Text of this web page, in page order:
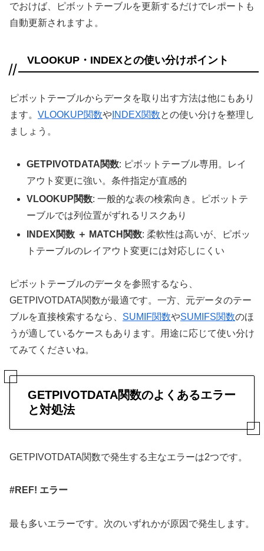
でおけば、ピボットテーブルを更新するだけでレポートも
自動更新されますよ。
VLOOKUP・INDEXとの使い分けポイント
ピボットテーブルからデータを取り出す方法は他にもあり
ます。 VLOOKUP関数や INDEX関数との使い分けを整理し
ましょう。
GETPIVOTDATA関数: ピボットテーブル専用。レイ
アウト変更に強い。条件指定が直感的
VLOOKUP関数: 一般的な表の検索向き。ピボットテ
ーブルでは列位置がずれるリスクあり
INDEX関数 ＋ MATCH関数: 柔軟性は高いが、ピボッ
トテーブルのレイアウト変更には対応しにくい
ピボットテーブルのデータを参照するなら、
GETPIVOTDATA関数が最適です。一方、元データのテー
ブルを直接検索するなら、 SUMIF関数やSUMIFS関数のほ
うが適しているケースもあります。用途に応じて使い分け
てみてくださいね。
GETPIVOTDATA関数のよくあるエラー
と対処法
GETPIVOTDATA関数で発生する主なエラーは2つです。
#REF! エラー
最も多いエラーです。次のいずれかが原因で発生します。